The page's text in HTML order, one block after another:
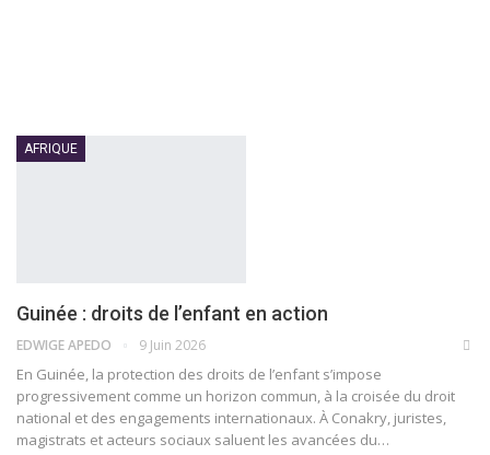
AFRIQUE
Guinée : droits de l’enfant en action
EDWIGE APEDO 9 Juin 2026
En Guinée, la protection des droits de l’enfant s’impose
progressivement comme un horizon commun, à la croisée du droit
national et des engagements internationaux. À Conakry, juristes,
magistrats et acteurs sociaux saluent les avancées du…